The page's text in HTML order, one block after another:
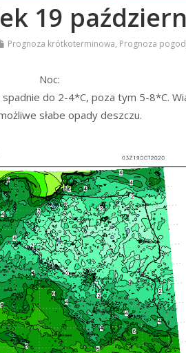
19
Prognoza krótkoterminowa, Prognoza
Noc:
do 2-4*C, poza tym 5-8*C.
słabe opady deszczu.